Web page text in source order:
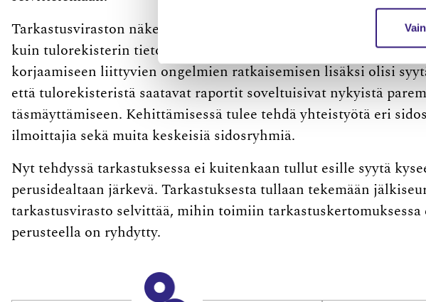
Tarkastusviraston näkemys on, että ilmoittamisen sujuvuutta ja
kuin tulorekisterin tietosisältöä tai käyttöä laajennetaan
korjaamiseen liittyvien ongelmien ratkaisemisen lisäksi olisi
että tulorekisteristä saatavat raportit ­soveltuisivat nykyistä
täsmäyttämiseen. Kehittämisessä tulee tehdä yhteistyötä eri
ilmoittajia sekä muita keskeisiä sidosryhmiä.
Nyt tehdyssä tarkastuksessa ei kuitenkaan ­tullut esille syytä
perusidealtaan järkevä. Tarkastuksesta tullaan tekemään
tarkastusvirasto selvittää, mihin toimiin
perusteella on ryhdytty.